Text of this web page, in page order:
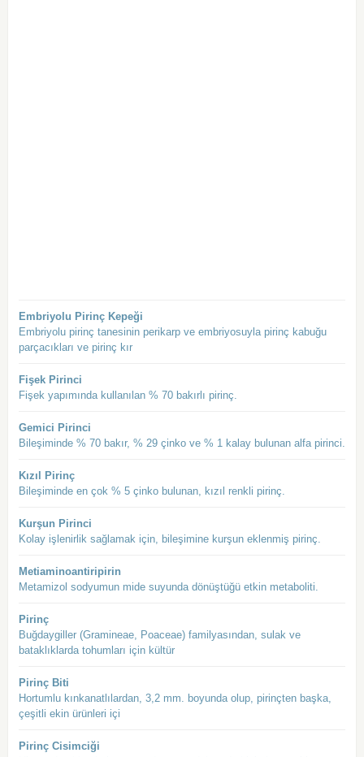
Embriyolu Pirinç Kepeği
Embriyolu pirinç tanesinin perikarp ve embriyosuyla pirinç kabuğu
parçacıkları ve pirinç kır
Fişek Pirinci
Fişek yapımında kullanılan % 70 bakırlı pirinç.
Gemici Pirinci
Bileşiminde % 70 bakır, % 29 çinko ve % 1 kalay bulunan alfa pirinci.
Kızıl Pirinç
Bileşiminde en çok % 5 çinko bulunan, kızıl renkli pirinç.
Kurşun Pirinci
Kolay işlenirlik sağlamak için, bileşimine kurşun eklenmiş pirinç.
Metiaminoantiripirin
Metamizol sodyumun mide suyunda dönüştüğü etkin metaboliti.
Pirinç
Buğdaygiller (Gramineae, Poaceae) familyasından, sulak ve
bataklıklarda tohumları için kültür
Pirinç Biti
Hortumlu kınkanatlılardan, 3,2 mm. boyunda olup, pirinçten başka,
çeşitli ekin ürünleri içi
Pirinç Cisimciği